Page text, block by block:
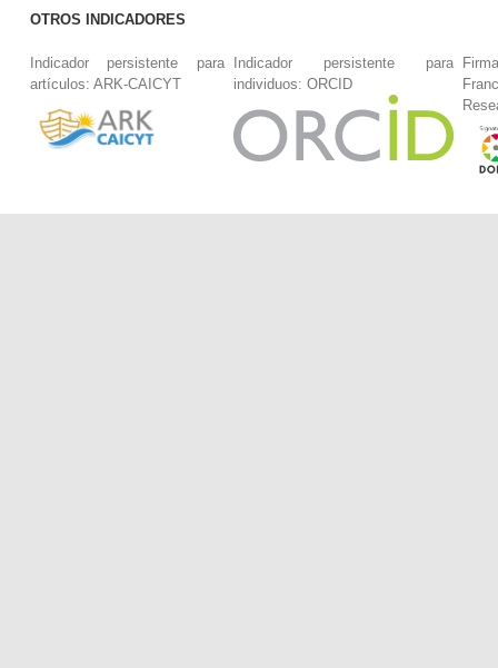
OTROS INDICADORES
Indicador persistente para
artículos: ARK-CAICYT
Indicador persistente para
individuos: ORCID